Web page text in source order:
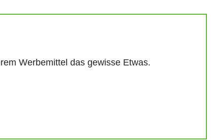
Werbemittel das gewisse Etwas.